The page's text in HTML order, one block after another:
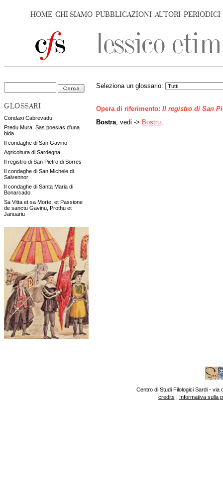
HOME CHI SIAMO PUBBLICAZIONI AUTORI PERIODICI
GLOSSARI
Condaxi Cabrevadu
Predu Mura. Sas poesias d'una
bida
Il condaghe di San Gavino
Agricoltura di Sardegna
Il registro di San Pietro di Sorres
Il condaghe di San Michele di
Salvennor
Il condaghe di Santa Maria di
Bonarcado
Sa Vitta et sa Morte, et Passione
de sanctu Gavinu, Prothu et
Januariu
Seleziona un glossario:
Opera di riferimento: Il registro di San
Bostra , vedi -> Bostru
Centro di Studi Filologici Sardi - via
credits | Informativa sulla